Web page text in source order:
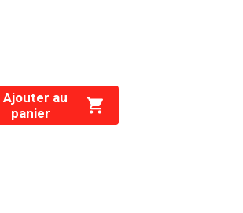
Ajouter au
panier